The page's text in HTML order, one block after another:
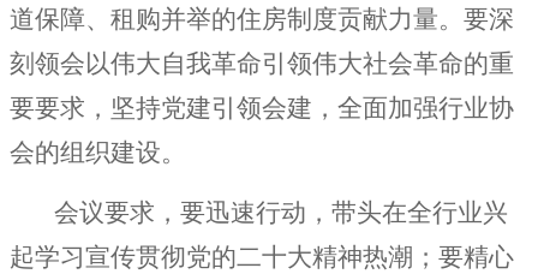
道保障、租购并举的住房制度贡献力量。要深
刻领会以伟大自我革命引领伟大社会革命的重
要要求，坚持党建引领会建，全面加强行业协
会的组织建设。
会议要求，要迅速行动，带头在全行业兴
起学习宣传贯彻党的二十大精神热潮；要精心